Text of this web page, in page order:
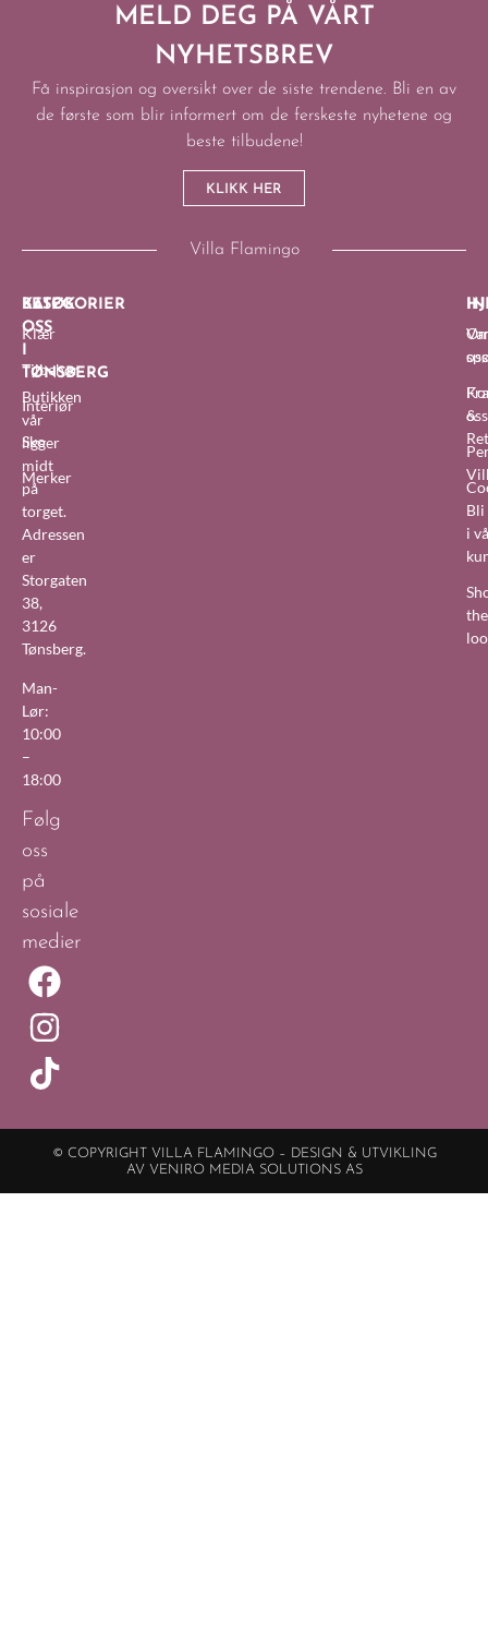
MELD DEG PÅ VÅRT
NYHETSBREV
Få inspirasjon og oversikt over de siste trendene. Bli en av
de første som blir informert om de ferskeste nyhetene og
beste tilbudene!
KLIKK HER
Villa Flamingo
BESØK
OSS
I
TØNSBERG
Butikken
vår
ligger
midt
på
torget.
Adressen
er
Storgaten
38,
3126
Tønsberg.
Man-
Lør:
10:00
–
18:00
Følg
oss
på
sosiale
medier
KATEGORIER
Klær
Tilbehør
Interiør
Sko
Merker
oss
&
Bli
i
the
oss
© COPYRIGHT VILLA FLAMINGO – DESIGN & UTVIKLING
AV VENIRO MEDIA SOLUTIONS AS